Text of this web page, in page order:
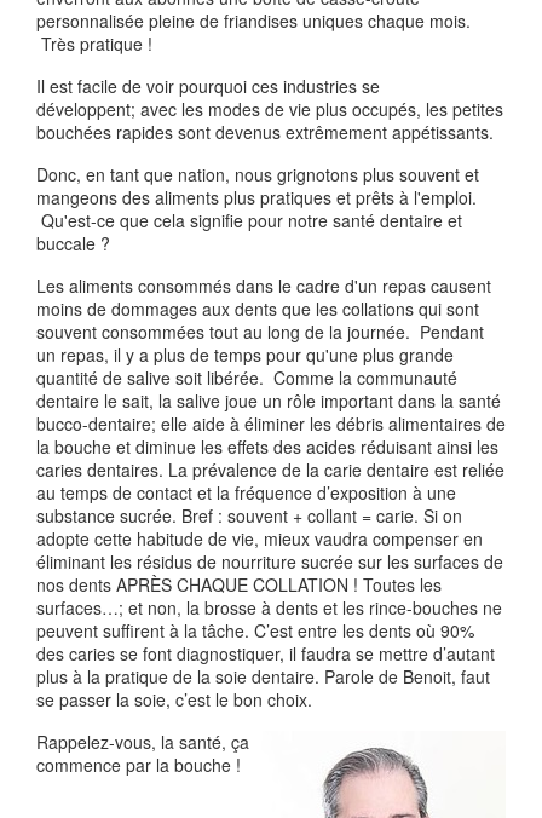
personnalisée pleine de friandises uniques chaque mois.
Très pratique !
Il est facile de voir pourquoi ces industries se
développent; avec les modes de vie plus occupés, les petites
bouchées rapides sont devenus extrêmement appétissants.
Donc, en tant que nation, nous grignotons plus souvent et
mangeons des aliments plus pratiques et prêts à l'emploi.
Qu'est-ce que cela signifie pour notre santé dentaire et
buccale ?
Les aliments consommés dans le cadre d'un repas causent
moins de dommages aux dents que les collations qui sont
souvent consommées tout au long de la journée. Pendant
un repas, il y a plus de temps pour qu'une plus grande
quantité de salive soit libérée. Comme la communauté
dentaire le sait, la salive joue un rôle important dans la santé
bucco-dentaire; elle aide à éliminer les débris alimentaires de
la bouche et diminue les effets des acides réduisant ainsi les
caries dentaires. La prévalence de la carie dentaire est reliée
au temps de contact et la fréquence d’exposition à une
substance sucrée. Bref : souvent + collant = carie. Si on
adopte cette habitude de vie, mieux vaudra compenser en
éliminant les résidus de nourriture sucrée sur les surfaces de
nos dents APRÈS CHAQUE COLLATION ! Toutes les
surfaces…; et non, la brosse à dents et les rince-bouches ne
peuvent suffirent à la tâche. C’est entre les dents où 90%
des caries se font diagnostiquer, il faudra se mettre d’autant
plus à la pratique de la soie dentaire. Parole de Benoit, faut
se passer la soie, c’est le bon choix.
Rappelez-vous, la santé, ça
commence par la bouche !